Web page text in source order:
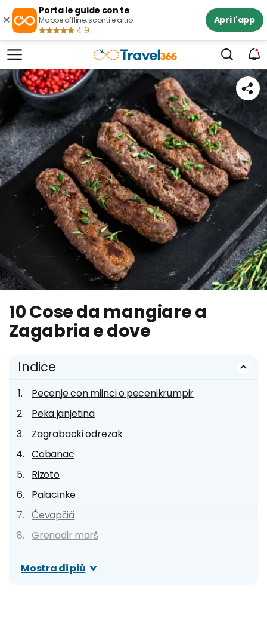
×
Porta le guide con te
Mappe offline, sconti e altro
4.9
Apri l'app
10 Cose da mangiare a
Zagabria e dove
Indice
Pecenje con mlinci o pecenikrumpir
Peka janjetina
Zagrabacki odrezak
Cobanac
Rizoto
Palacinke
Ćevapčići
Grenadir marš
Kremsnita
Strukle
Mostra di più